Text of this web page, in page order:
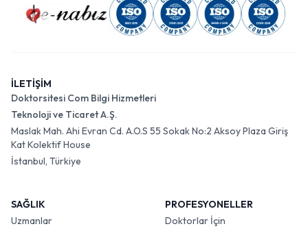
İLETİŞİM
Doktorsitesi Com Bilgi Hizmetleri
Teknoloji ve Ticaret A.Ş.
Maslak Mah. Ahi Evran Cd. A.O.S 55 Sokak No:2 Aksoy Plaza Giriş
Kat Kolektif House
İstanbul, Türkiye
SAĞLIK
Uzmanlar
PROFESYONELLER
Doktorlar İçin